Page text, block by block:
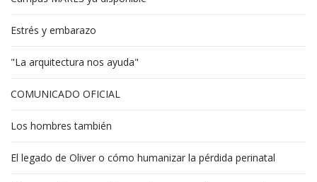
Estrés y embarazo
"La arquitectura nos ayuda"
COMUNICADO OFICIAL
Los hombres también
El legado de Oliver o cómo humanizar la pérdida perinatal